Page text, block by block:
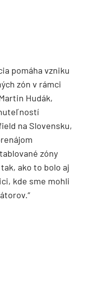
pomáha vzniku
zón v rámci
Hudák,
na Slovensku,
zóny
ako to bolo aj
kde sme mohli